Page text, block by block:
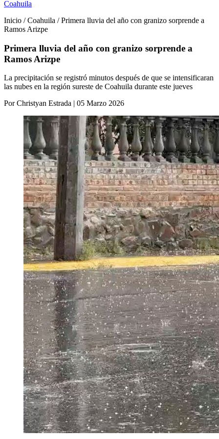
Coahuila
Inicio / Coahuila / Primera lluvia del año con granizo sorprende a
Ramos Arizpe
Primera lluvia del año con granizo sorprende a
Ramos Arizpe
La precipitación se registró minutos después de que se intensificaran
las nubes en la región sureste de Coahuila durante este jueves
Por Christyan Estrada | 05 Marzo 2026